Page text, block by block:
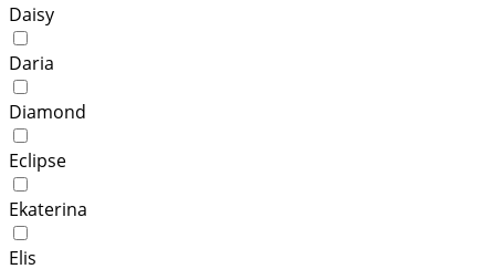
Daisy
Daria
Diamond
Eclipse
Ekaterina
Elis